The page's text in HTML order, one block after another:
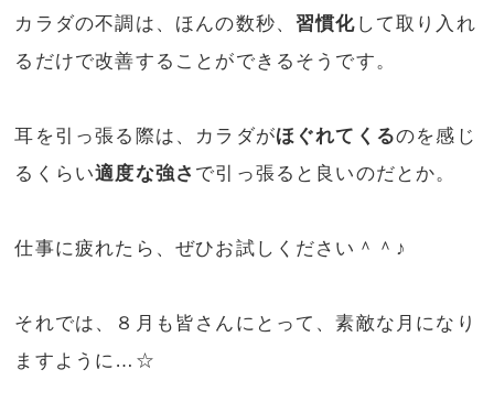
カラダの不調は、ほんの数秒、習慣化 して取り入れ
るだけで改善することができるそうです。
耳を引っ張る際は、カラダがほぐれてくるのを感じ
るくらい適度な強さ で引っ張ると良いのだとか。
仕事に疲れたら、ぜひお試しください＾＾♪
それでは、８月も皆さんにとって、素敵な月になり
ますように…☆